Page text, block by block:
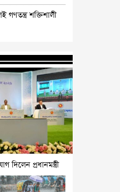
গণতন্ত্র শক্তিশালী
প্রধানমন্ত্রী